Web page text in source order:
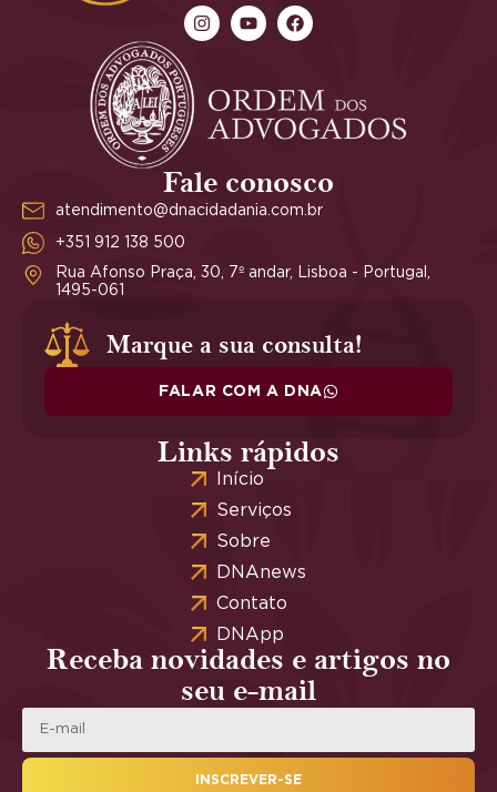
Fale conosco
atendimento@dnacidadania.com.br
+351 912 138 500
Rua Afonso Praça, 30, 7º andar, Lisboa - Portugal,
1495-061
Marque a sua consulta!
FALAR COM A DNA
Links rápidos
Início
Serviços
Sobre
DNAnews
Contato
DNApp
Receba novidades e artigos no
seu e-mail
INSCREVER-SE